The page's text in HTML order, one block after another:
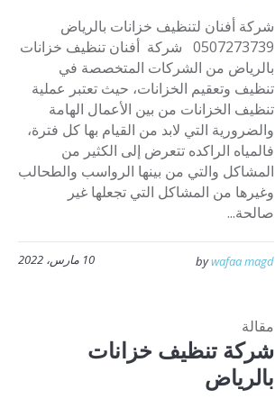
شركة أفنان لتنظيف خزانات بالرياض
0507273739 شركة أفنان تنظيف خزانات
بالرياض من الشركات المتخصصة في
تنظيف وتعقيم الخزانات، حيث تعتبر عملية
تنظيف الخزانات من بين الأعمال الهامة
والضرورية التي لابد من القيام بها كل فترة،
فالمياه الراكده تتعرض إلى الكثير من
المشاكل والتي من بينها الرواسب والطحالب
وغيرها من المشاكل التي تجعلها غير
صالحة...
10 مارس، 2022 bywafaa magd
مقالة
شركة تنظيف خزانات
بالرياض